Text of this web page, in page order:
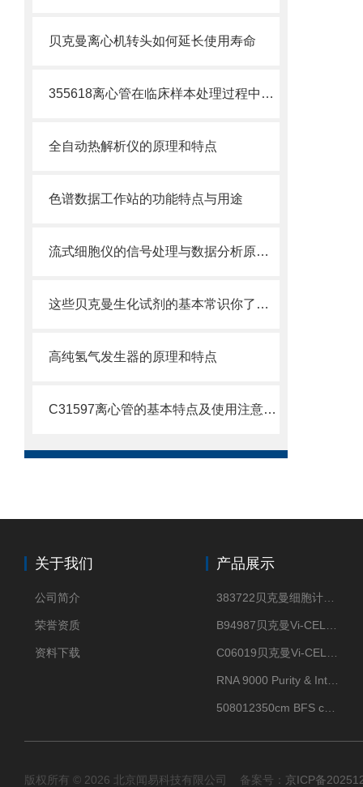
贝克曼离心机转头如何延长使用寿命
355618离心管在临床样本处理过程中的作用
全自动热解析仪的原理和特点
色谱数据工作站的功能特点与用途
流式细胞仪的信号处理与数据分析原理分析
这些贝克曼生化试剂的基本常识你了解吗？
高纯氢气发生器的原理和特点
C31597离心管的基本特点及使用注意事项
关于我们
公司简介
荣誉资质
资料下载
产品展示
版权所有 © 2026 北京闻易科技有限公司 备案号： 京ICP备